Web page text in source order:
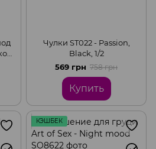
Чулки ST022 - Passion,
Black, 1/2
569 грн 758 грн
Купить
КЭШБЕК